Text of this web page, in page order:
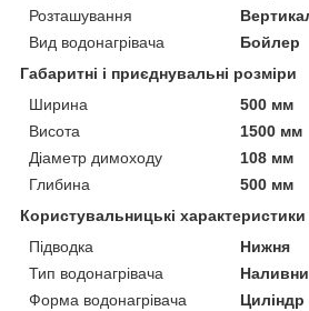
Розташування
Вид водонагрівача
Бойлер
Габаритні і приєднувальні розміри
Ширина
500 мм
Висота
1500 мм
Діаметр димоходу
108 мм
Глибина
500 мм
Користувальницькі характеристики
Підводка
Нижня
Тип водонагрівача
Форма водонагрівача
Циліндр